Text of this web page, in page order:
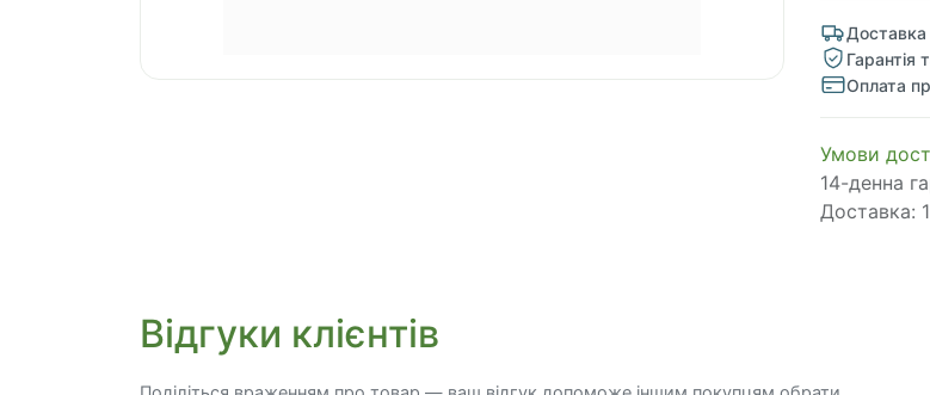
Доставка
Гарантія
Оплата
​​​​​​​​​​​​​​​​​​​​​​​​​​​​​​​​​​​​​​​​​​​​​​​​​​​​​​​​​​​​​​У​​м​о​в​​и​
14-денна
Доставка:
Відгуки клієнтів